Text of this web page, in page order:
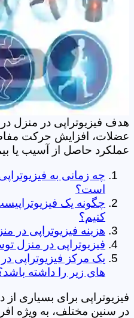
هدف فیزیوتراپی در منزل
عضلات، افزایش حرکت
عملکرد حاصل از آسیب یا
چه زمانی به
است؟
چگونه یک
کنیم؟
هزینه فیزیوتراپی در
فیزیوتراپی در منزل
یک مرکز فیزیوتراپی
های زیر را داشته
فیزیوتراپی برای بسیاری
در سنین مختلف، به ویژه